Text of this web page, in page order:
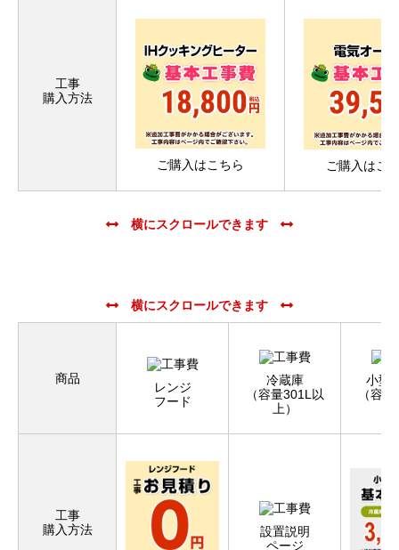
工事
購入方法
ご購入はこちら ご購入はこ
商品
レンジ
フード
冷蔵庫
（容量301L以
上）
小型
（容
工事
購入方法
設置説明
ページ